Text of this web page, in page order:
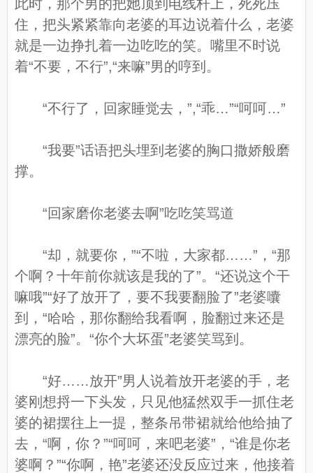
此时，那个男的把她顶到电线杆上，死死压
住，把头紧紧靠向老婆的耳边说着什么，老婆
就是一边挣扎着一边吃吃的笑。嘴里不时说
着“不要，不行”,“来嘛”男的哼到。
“不行了，回家睡觉去，”,“乖…”“呵呵…”
“我要”话语把头埋到老婆的胸口撒娇般磨
撑。
“回家磨你老婆去啊”吃吃笑骂道
“却，就要你，”“不啦，大家都……”，“那
个啊？十年前你就该是我的了”。“还说这个干
嘛哦”“好了放开了，要不我要翻脸了”老婆囔
到，“哈哈，那你翻给我看啊，脸翻过来还是
漂亮的脸”。“你个大坏蛋”老婆笑骂到。
“好……放开”男人说着放开老婆的手，老
婆刚想捋一下头发，只见他猛然双手一抓住老
婆的裙摆往上一提，整条吊带裙就给他给抽了
去，“啊，你？”“呵呵，来吧老婆”，“谁是你老
婆啊？”“你啊，艳”老婆还没反应过来，他接着